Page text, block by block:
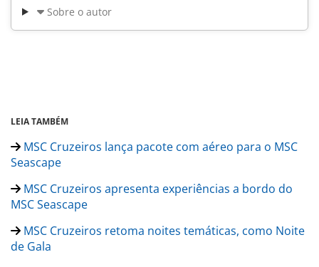
Sobre o autor
LEIA TAMBÉM
MSC Cruzeiros lança pacote com aéreo para o MSC
Seascape
MSC Cruzeiros apresenta experiências a bordo do
MSC Seascape
MSC Cruzeiros retoma noites temáticas, como Noite
de Gala